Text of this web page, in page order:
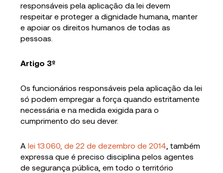
responsáveis pela aplicação da lei devem
respeitar e proteger a dignidade humana, manter
e apoiar os direitos humanos de todas as
pessoas.
Artigo 3º
Os funcionários responsáveis pela aplicação da lei
só podem empregar a força quando estritamente
necessária e na medida exigida para o
cumprimento do seu dever.
Alei 13.060, de 22 de dezembro de 2014 , também
expressa que é preciso disciplina pelos agentes
de segurança pública, em todo o território